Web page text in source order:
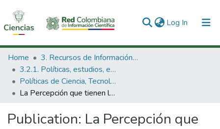
Log In (current)
Communities & Collections
All of DSpace
Statistics
Home
3. Recursos de Información Científica y Tecnológica
3.2.1. Políticas, estudios, evaluaciones e indicadores de CTeI
Políticas de Ciencia, Tecnología e Innovación
La Percepción que tienen los Colombianos sobre la Ciencia y la Tecnología
Publication: La Percepción que